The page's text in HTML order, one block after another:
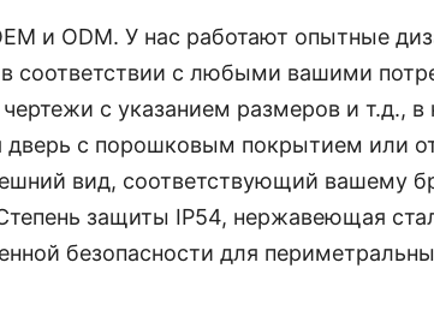
и ODM. У нас работают опытные
соответствии с любыми вашими
с указанием размеров и т.д.,
с порошковым покрытием или
вид, соответствующий вашему
защиты IP54, нержавеющая
безопасности для